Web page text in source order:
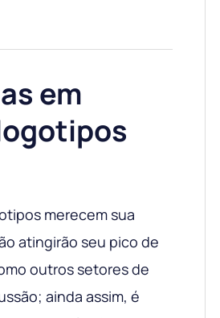
em
merecem sua
atingirão seu pico de
outros setores de
ainda assim, é